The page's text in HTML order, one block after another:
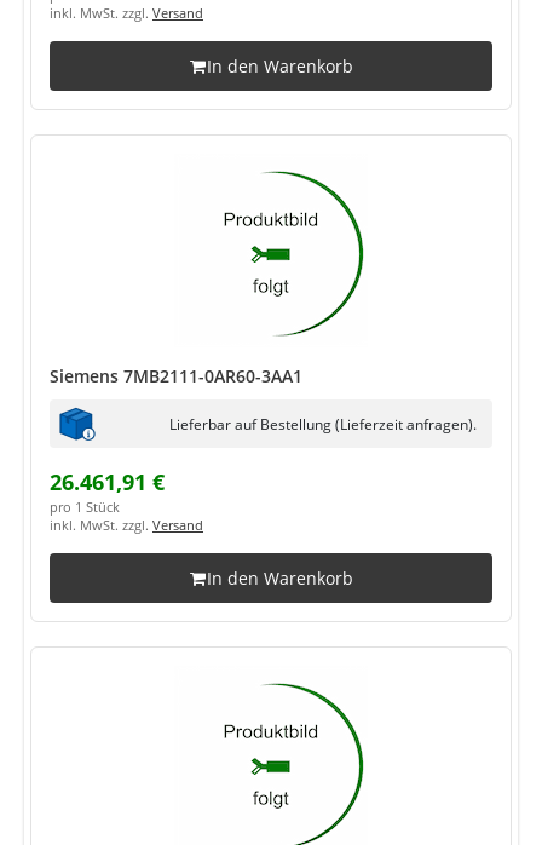
inkl. MwSt. zzgl. Versand
In den Warenkorb
Siemens 7MB2111-0AR60-3AA1
Lieferbar auf Bestellung (Lieferzeit anfragen).
26.461,91 €
pro 1 Stück
inkl. MwSt. zzgl. Versand
In den Warenkorb